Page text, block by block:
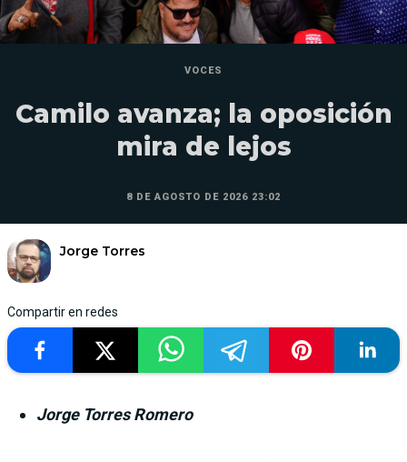
VOCES
Camilo avanza; la oposición
mira de lejos
8 DE AGOSTO DE 2026 23:02
Jorge Torres
Compartir en redes
Jorge Torres Romero